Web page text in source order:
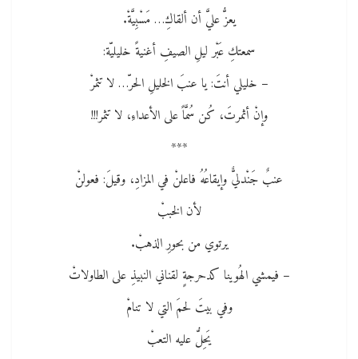
يعزُّ عليَّ أن ألقاكِ… مَسْبِيَّةْ.
سمعتكِ عَبْر ليلِ الصيفِ أغنيةً خليليّة:
– خليلي أنتَ: يا عنبَ الخليلِ الحرّ… لا تثمرْ
وإنْ أثمرتَ، كُن سُمَّاً على الأعداءِ، لا تثمر!!!
***
عنبٌ جَنْدليٌّ وإيقاعُهُ فاعلنْ ﻓﻲ المزادِ، وقيلَ: فعولنْ
لأن الخببْ
يرتوي من بحورِ الذهبْ.
– فيمشي الهُوينا كدحرجةٍ لقناني النبيذِ على الطاولاتْ
ﻭﻓﻲ بيتَ لحمَ التي لا تنامْ
يَحِلُّ عليه التعبْ